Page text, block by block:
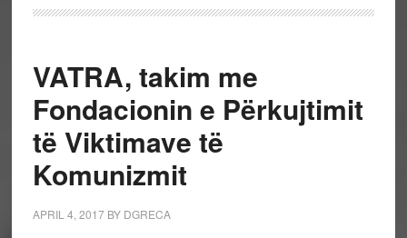
VATRA, takim me
Fondacionin e Përkujtimit
të Viktimave të
Komunizmit
APRIL 4, 2017BY DGRECA